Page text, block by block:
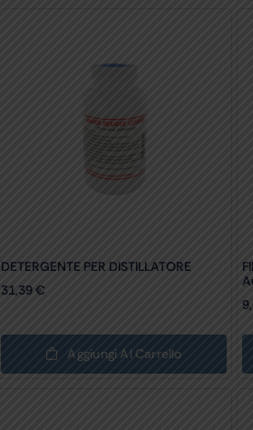
DETERGENTE PER DISTILLATORE
31,39€
Aggiungi Al Carrello